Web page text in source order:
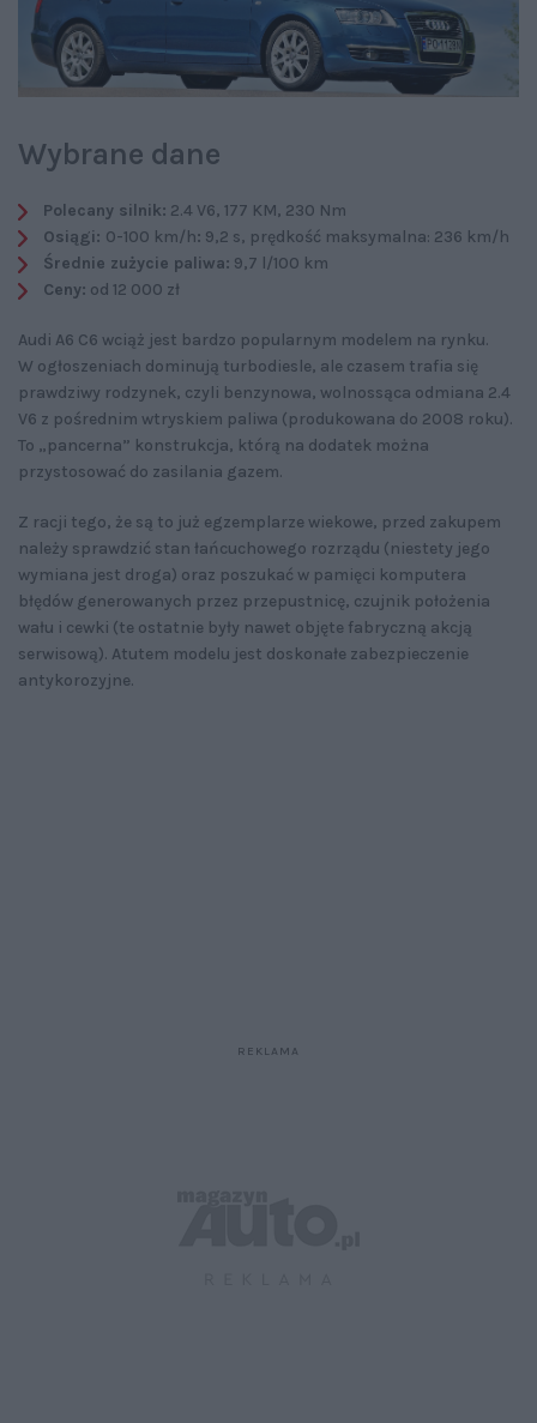
Wybrane dane
Polecany silnik: 2.4 V6, 177 KM, 230 Nm
Osiągi: 0-100 km/h: 9,2 s, prędkość maksymalna: 236 km/h
Średnie zużycie paliwa: 9,7 l/100 km
Ceny: od 12 000 zł
Audi A6 C6 wciąż jest bardzo popularnym modelem na rynku.
W ogłoszeniach dominują turbodiesle, ale czasem trafia się
prawdziwy rodzynek, czyli benzynowa, wolnossąca odmiana 2.4
V6 z pośrednim wtryskiem paliwa (produkowana do 2008 roku).
To „pancerna” konstrukcja, którą na dodatek można
przystosować do zasilania gazem.
Z racji tego, że są to już egzemplarze wiekowe, przed zakupem
należy sprawdzić stan łańcuchowego rozrządu (niestety jego
wymiana jest droga) oraz poszukać w pamięci komputera
błędów generowanych przez przepustnicę, czujnik położenia
wału i cewki (te ostatnie były nawet objęte fabryczną akcją
serwisową). Atutem modelu jest doskonałe zabezpieczenie
antykorozyjne.